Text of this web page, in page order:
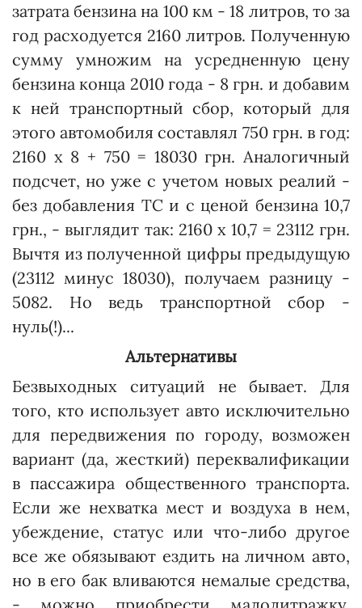
затрата бензина на 100 км - 18 литров, то за
год расходуется 2160 литров. Полученную
сумму умножим на усредненную цену
бензина конца 2010 года - 8 грн. и добавим
к ней транспортный сбор, который для
этого автомобиля составлял 750 грн. в год:
2160 х 8 + 750 = 18030 грн. Аналогичный
подсчет, но уже с учетом новых реалий -
без добавления ТС и с ценой бензина 10,7
грн., - выглядит так: 2160 х 10,7 = 23112 грн.
Вычтя из полученной цифры предыдущую
(23112 минус 18030), получаем разницу -
5082. Но ведь транспортной сбор -
нуль(!)...
Альтернативы
Безвыходных ситуаций не бывает. Для
того, кто использует авто исключительно
для передвижения по городу, возможен
вариант (да, жесткий) переквалификации
в пассажира общественного транспорта.
Если же нехватка мест и воздуха в нем,
убеждение, статус или что-либо другое
все же обязывают ездить на личном авто,
но в его бак вливаются немалые средства,